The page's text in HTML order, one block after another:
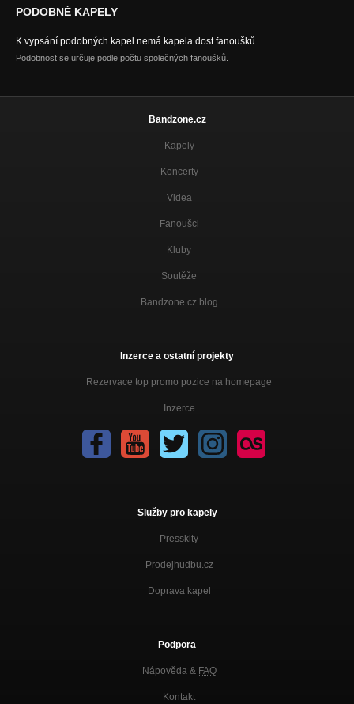
PODOBNÉ KAPELY
K vypsání podobných kapel nemá kapela dost fanoušků.
Podobnost se určuje podle počtu společných fanoušků.
Bandzone.cz
Kapely
Koncerty
Videa
Fanoušci
Kluby
Soutěže
Bandzone.cz blog
Inzerce a ostatní projekty
Rezervace top promo pozice na homepage
Inzerce
Služby pro kapely
Presskity
Prodejhudbu.cz
Doprava kapel
Podpora
Nápověda & FAQ
Kontakt